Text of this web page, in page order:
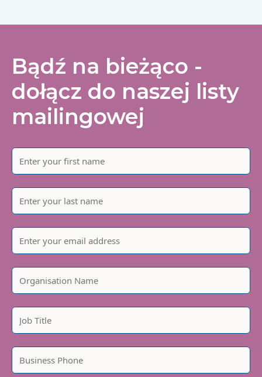
Bądź na bieżąco -
dołącz do naszej listy
mailingowej